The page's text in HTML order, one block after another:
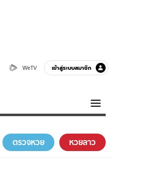
WeTV เข้าสู่ระบบสมาชิก
ความรู้รอบตัว
ฮาวทู
ตรวจหวย หวยลาว